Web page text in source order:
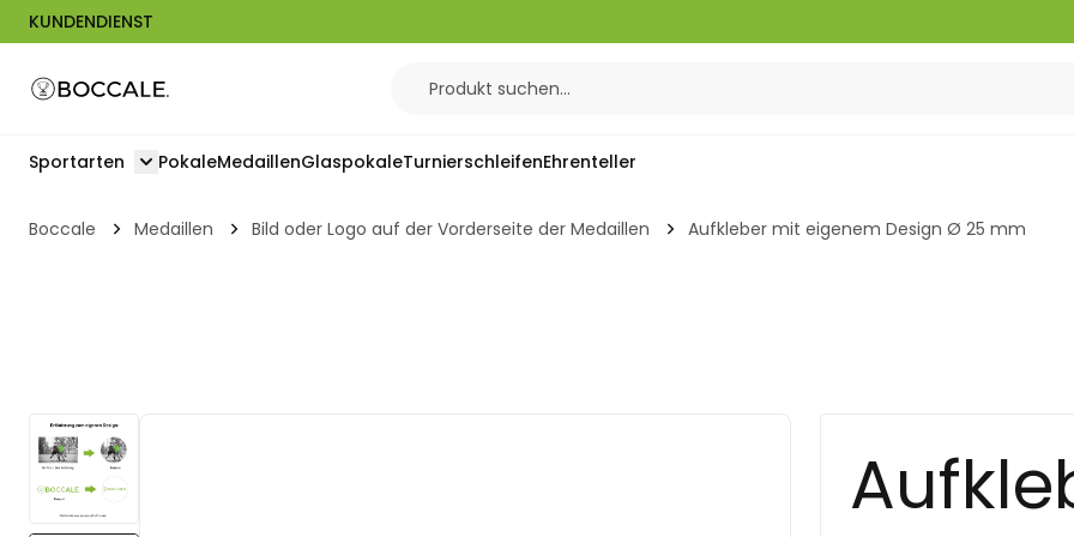
KUNDENDIENST
Sportarten Toggle submenu for Sportarten
PokaleMedaillenGlaspokaleTurnierschleifenEhrenteller
Boccale Medaillen Bild oder Logo auf der Vorderseite der Medaillen Aufkleber mit eigenem Design Ø 25 mm
View larger image